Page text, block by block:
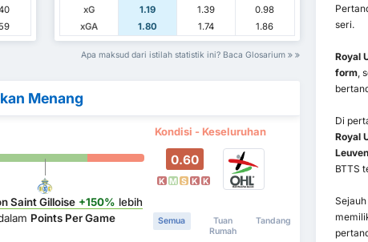
xG
1.19 1.39
0.98
xGA
1.80 1.74 1.86
Apa maksud dari istilah statistik ini? Baca Glosarium
Menang
Kondisi - Keseluruhan
Saint Gilloise +150% lebih
Points Per Game
0.60
K M S K K
Semua
Tuan
Rumah
Tandang
seri.
Royal
form,
Di
Royal
Leuven
BTTS